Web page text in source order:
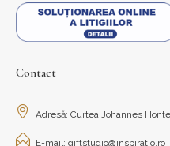
Contact
Adresă: Curtea Johannes
E-mail: giftstudio@inspiratio.ro